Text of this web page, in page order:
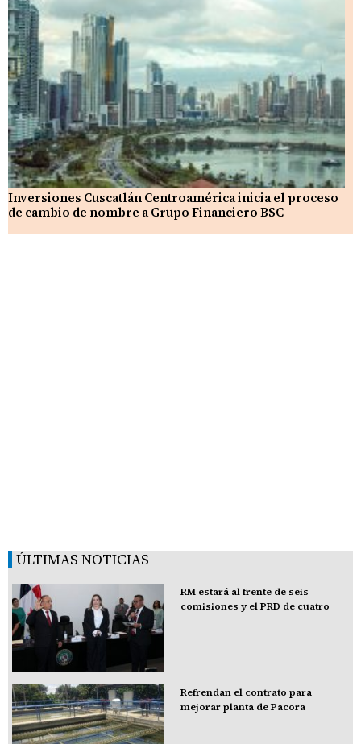
Inversiones Cuscatlán Centroamérica inicia el proceso
de cambio de nombre a Grupo Financiero BSC
ÚLTIMAS NOTICIAS
RM estará al frente de seis
comisiones y el PRD de cuatro
Refrendan el contrato para
mejorar planta de Pacora